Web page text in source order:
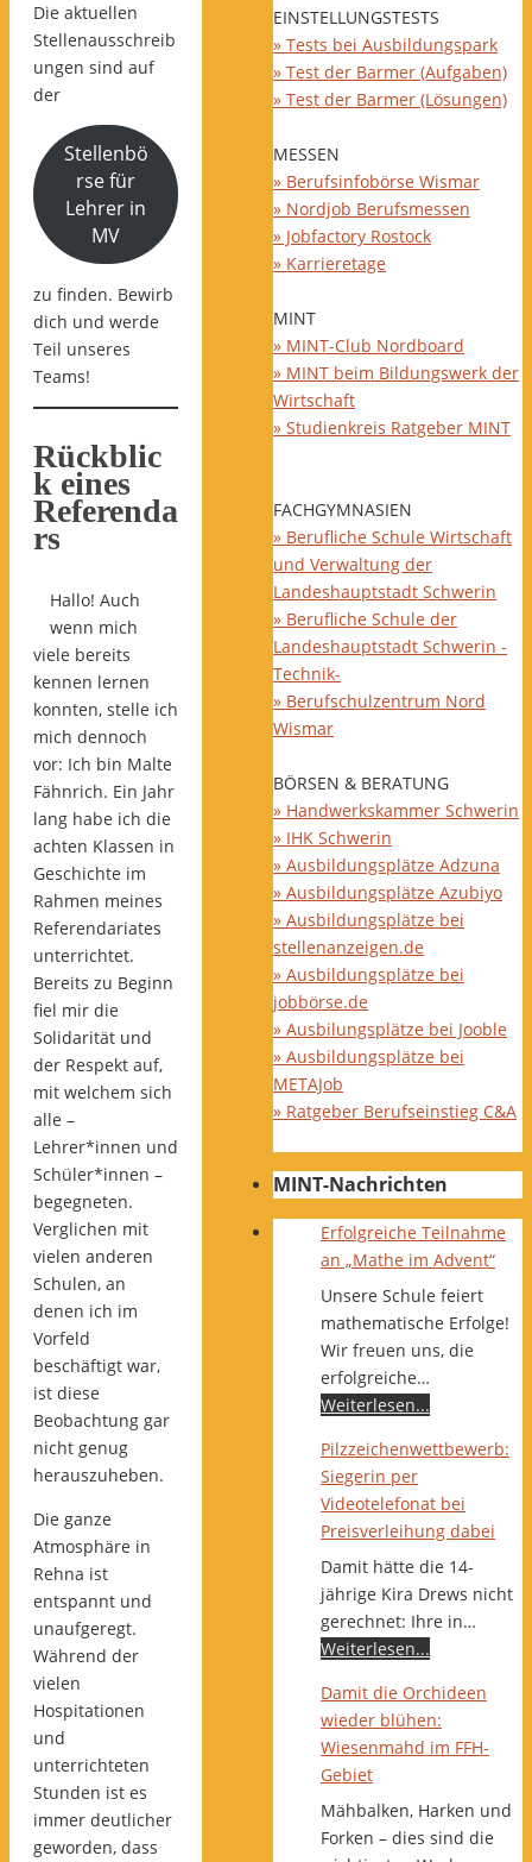
Die aktuellen
Stellenausschreib
ungen sind auf
der
Stellenbö
rse für
Lehrer in
MV
zu finden. Bewirb
dich und werde
Teil unseres
Teams!
Rückblic
k eines
Referenda
rs
Hallo! Auch
wenn mich
viele bereits
kennen lernen
konnten, stelle ich
mich dennoch
vor: Ich bin Malte
Fähnrich. Ein Jahr
lang habe ich die
achten Klassen in
Geschichte im
Rahmen meines
Referendariates
unterrichtet.
Bereits zu Beginn
fiel mir die
Solidarität und
der Respekt auf,
mit welchem sich
alle –
Lehrer*innen und
Schüler*innen –
begegneten.
Verglichen mit
vielen anderen
Schulen, an
denen ich im
Vorfeld
beschäftigt war,
ist diese
Beobachtung gar
nicht genug
herauszuheben.
Die ganze
Atmosphäre in
Rehna ist
entspannt und
unaufgeregt.
Während der
vielen
Hospitationen
und
unterrichteten
Stunden ist es
immer deutlicher
geworden, dass
EINSTELLUNGSTESTS
» Tests bei Ausbildungspark
» Test der Barmer (Aufgaben)
» Test der Barmer (Lösungen)
MESSEN
» Berufsinfobörse Wismar
» Nordjob Berufsmessen
» Jobfactory Rostock
» Karrieretage
MINT
» MINT-Club Nordboard
» MINT beim Bildungswerk der
Wirtschaft
» Studienkreis Ratgeber MINT
FACHGYMNASIEN
» Berufliche Schule Wirtschaft
und Verwaltung der
Landeshauptstadt Schwerin
» Berufliche Schule der
Landeshauptstadt Schwerin -
Technik-
» Berufschulzentrum Nord
Wismar
BÖRSEN & BERATUNG
» Handwerkskammer Schwerin
» IHK Schwerin
» Ausbildungsplätze Adzuna
» Ausbildungsplätze Azubiyo
» Ausbildungsplätze bei
stellenanzeigen.de
» Ausbildungsplätze bei
jobbörse.de
» Ausbilungsplätze bei Jooble
» Ausbildungsplätze bei
METAJob
» Ratgeber Berufseinstieg C&A
MINT-Nachrichten
Erfolgreiche Teilnahme
an „Mathe im Advent“
Unsere Schule feiert
mathematische Erfolge!
Wir freuen uns, die
erfolgreiche…
Weiterlesen...
Pilzzeichenwettbewerb:
Siegerin per
Videotelefonat bei
Preisverleihung dabei
Damit hätte die 14-
jährige Kira Drews nicht
gerechnet: Ihre in…
Weiterlesen...
Damit die Orchideen
wieder blühen:
Wiesenmahd im FFH-
Gebiet
Mähbalken, Harken und
Forken – dies sind die